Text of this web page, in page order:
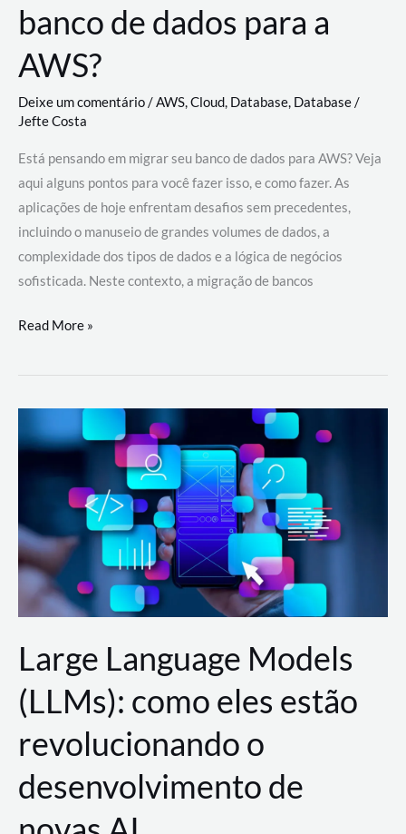
banco de dados para a
AWS?
Deixe um comentário/AWS,Cloud, Database, Database/
Jefte Costa
Está pensando em migrar seu banco de dados para AWS? Veja
aqui alguns pontos para você fazer isso, e como fazer. As
aplicações de hoje enfrentam desafios sem precedentes,
incluindo o manuseio de grandes volumes de dados, a
complexidade dos tipos de dados e a lógica de negócios
sofisticada. Neste contexto, a migração de bancos
Por
migrar
de
a
AWS?
Read More »
Large Language Models
(LLMs): como eles estão
revolucionando o
desenvolvimento de